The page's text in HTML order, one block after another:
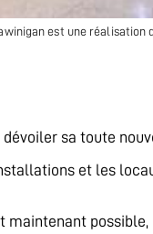
est une réalisation
sa toute
et les
maintenant